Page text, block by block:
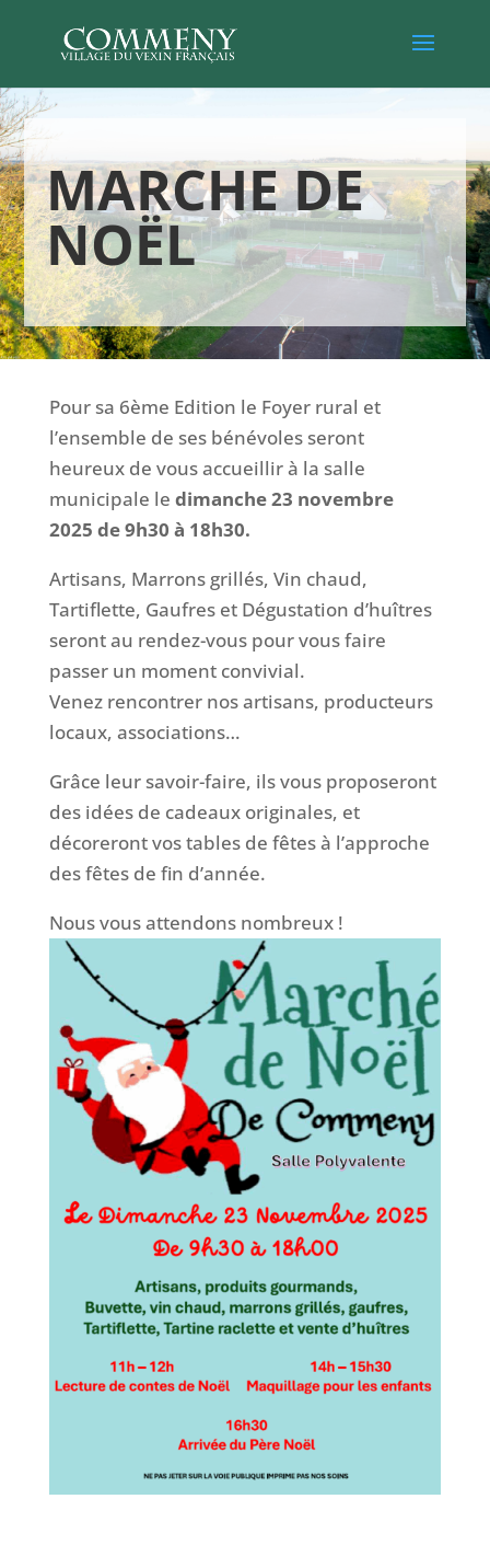
MARCHE DE
NOËL
Pour sa 6ème Edition le Foyer rural et
l’ensemble de ses bénévoles seront
heureux de vous accueillir à la salle
municipale le dimanche 23 novembre
2025 de 9h30 à 18h30.
Artisans, Marrons grillés, Vin chaud,
Tartiflette, Gaufres et Dégustation d’huîtres
seront au rendez-vous pour vous faire
passer un moment convivial.
Venez rencontrer nos artisans, producteurs
locaux, associations…
Grâce leur savoir-faire, ils vous proposeront
des idées de cadeaux originales, et
décoreront vos tables de fêtes à l’approche
des fêtes de fin d’année.
Nous vous attendons nombreux !